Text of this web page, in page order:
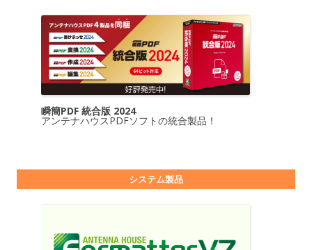
瞬簡PDF 統合版 2024
アンテナハウスPDFソフトの統合製品！
システム製品